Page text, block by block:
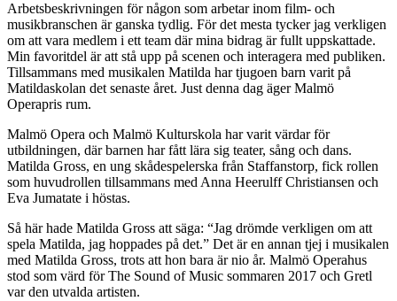
Arbetsbeskrivningen för någon som arbetar inom film- och
musikbranschen är ganska tydlig. För det mesta tycker jag verkligen
om att vara medlem i ett team där mina bidrag är fullt uppskattade.
Min favoritdel är att stå upp på scenen och interagera med publiken.
Tillsammans med musikalen Matilda har tjugoen barn varit på
Matildaskolan det senaste året. Just denna dag äger Malmö
Operapris rum.
Malmö Opera och Malmö Kulturskola har varit värdar för
utbildningen, där barnen har fått lära sig teater, sång och dans.
Matilda Gross, en ung skådespelerska från Staffanstorp, fick rollen
som huvudrollen tillsammans med Anna Heerulff Christiansen och
Eva Jumatate i höstas.
Så här hade Matilda Gross att säga: “Jag drömde verkligen om att
spela Matilda, jag hoppades på det.” Det är en annan tjej i musikalen
med Matilda Gross, trots att hon bara är nio år. Malmö Operahus
stod som värd för The Sound of Music sommaren 2017 och Gretl
var den utvalda artisten.